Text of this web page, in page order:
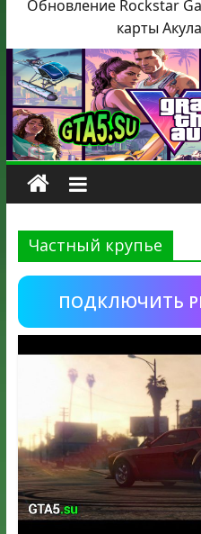
Обновление Rockstar
карты Акула
Частный крупье
ПОДКЛЮЧИТЬ